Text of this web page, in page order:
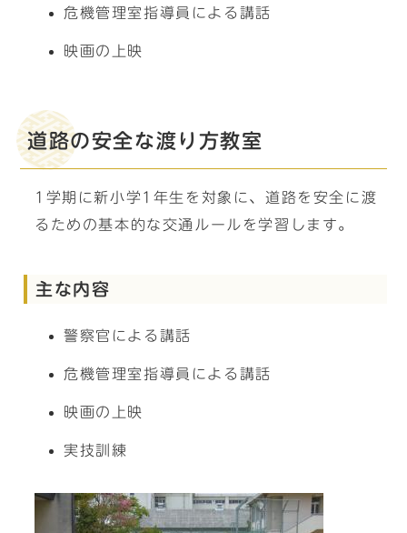
危機管理室指導員による講話
映画の上映
道路の安全な渡り方教室
1学期に新小学1年生を対象に、道路を安全に渡
るための基本的な交通ルールを学習します。
主な内容
警察官による講話
危機管理室指導員による講話
映画の上映
実技訓練